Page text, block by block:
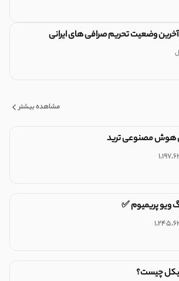
وضعیت تحریم صرافی های ایرانی
مشاهده بیشتر
هوش مصنوعی ترید
ویو پریمیوم ✅
چیست؟